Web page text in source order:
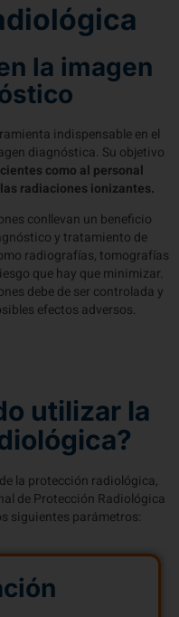
la imagen
indispensable en el
diagnóstica. Su objetivo
como al personal
radiaciones ionizantes.
conllevan un beneficio
y tratamiento de
radiografías, tomografías
que hay que minimizar.
debe de ser controlada y
efectos adversos.
utilizar la
la protección radiológica,
de Protección Radiológica
siguientes parámetros: